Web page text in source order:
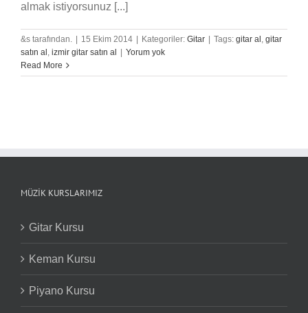
almak istiyorsunuz [...]
&s tarafından. 15 Ekim 2014 Kategoriler: Gitar Tags: gitar al , gitar
satın al , izmir gitar satın al
Yorum yok
Read More
MÜZIK KURSLARIMIZ
Gitar Kursu
Keman Kursu
Piyano Kursu